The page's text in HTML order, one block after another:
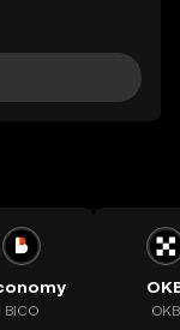
2
BICO OKB